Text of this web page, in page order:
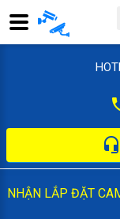
NHẬN LẮP ĐẶT